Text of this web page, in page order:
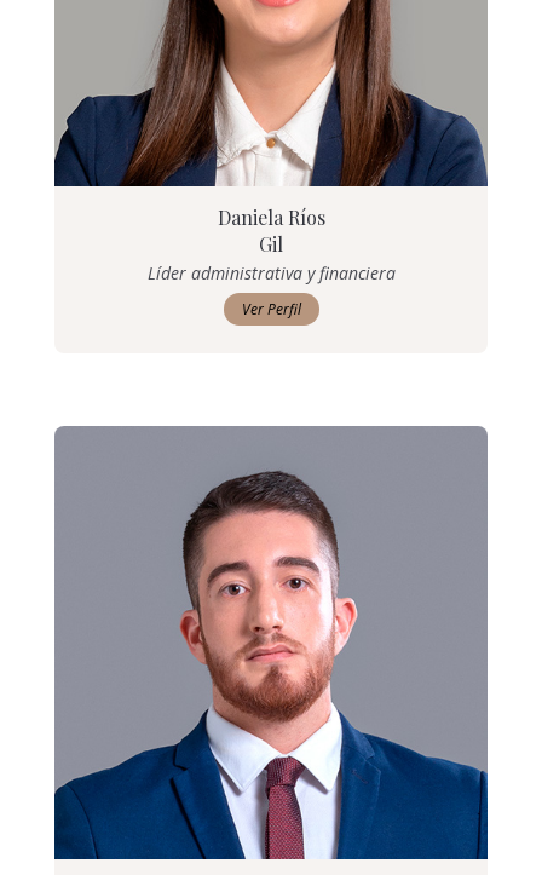
Daniela Ríos
Gil
Líder administrativa y financiera
Ver Perfil